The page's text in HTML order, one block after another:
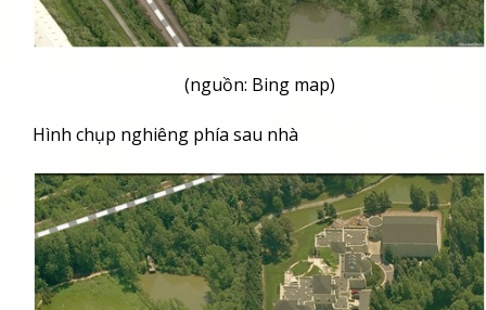
(nguồn: Bing map)
Hình chụp nghiêng phía sau nhà